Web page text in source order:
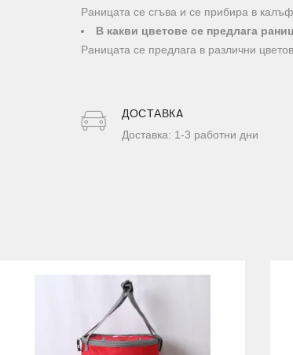
Раницата се сгъва и се прибира в
В какви цветове се предлага
Раницата се предлага в различни
ДОСТАВКA
Доставка: 1-3 работни дни